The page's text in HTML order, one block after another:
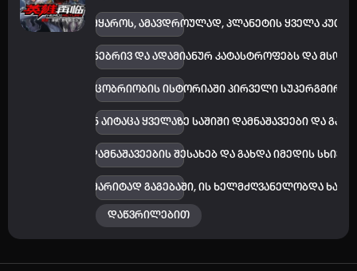
ადამიანთა სამყაროს, ამავდროულად, პლანეტის ყველა
გაუძლო ბუნებრივ და ადამიანურ კატასტროფებს და
გამოჩნდა კაცობრიობის ისტორიაში პირველი სუპერგმირი
სათითაოდ მან აიტაცა ყველაზე საშიში დამნაშავეები და
და დამნაშავეების შესახებ და გახდა იმედის
სამყაროს ჭეშმარიტად გაგებაში, ის ხელმძღვანელობდა
დაწვრილებით